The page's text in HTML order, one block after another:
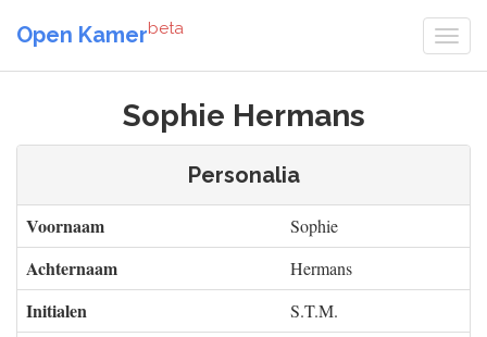
Open Kamerbeta
Sophie Hermans
Personalia
Voornaam Sophie
Achternaam Hermans
Initialen S.T.M.